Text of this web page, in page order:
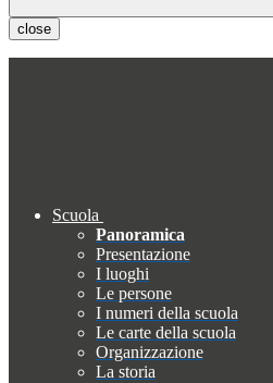
close
Scuola
Panoramica
Presentazione
I luoghi
Le persone
I numeri della scuola
Le carte della scuola
Organizzazione
La storia